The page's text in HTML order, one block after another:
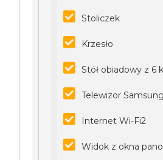
Stoliczek
Krzesło
Stół obiadowy z 6
Telewizor
Internet Wi-Fi2
Widok z okna